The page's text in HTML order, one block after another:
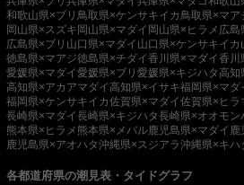
和歌山県×ブリ 鳥取県×ケンサキイカ 鳥取県×マア
岡山県×スズキ岡山県×マダイ 岡山県×ヒラメ 広島
広島県×ブリ 山口県×マダイ 山口県×ケンサキイカ
徳島県×マアジ徳島県×チダイ香川県×マダイ香川
愛媛県×マダイ愛媛県×ブリ 愛媛県×キジハタ高知
高知県×アカアマダイ高知県×イサキ福岡県×マダ
福岡県×ケンサキイカ佐賀県×マダイ佐賀県×ヒラ
長崎県×マダイ長崎県×キジハタ長崎県×オオモン
熊本県×ヒラメ 熊本県×メバル鹿児島県×マダイ 鹿
鹿児島県×アオハタ沖縄県×スジアラ沖縄県×キハ
各都道府県の潮見表・タイドグラフ